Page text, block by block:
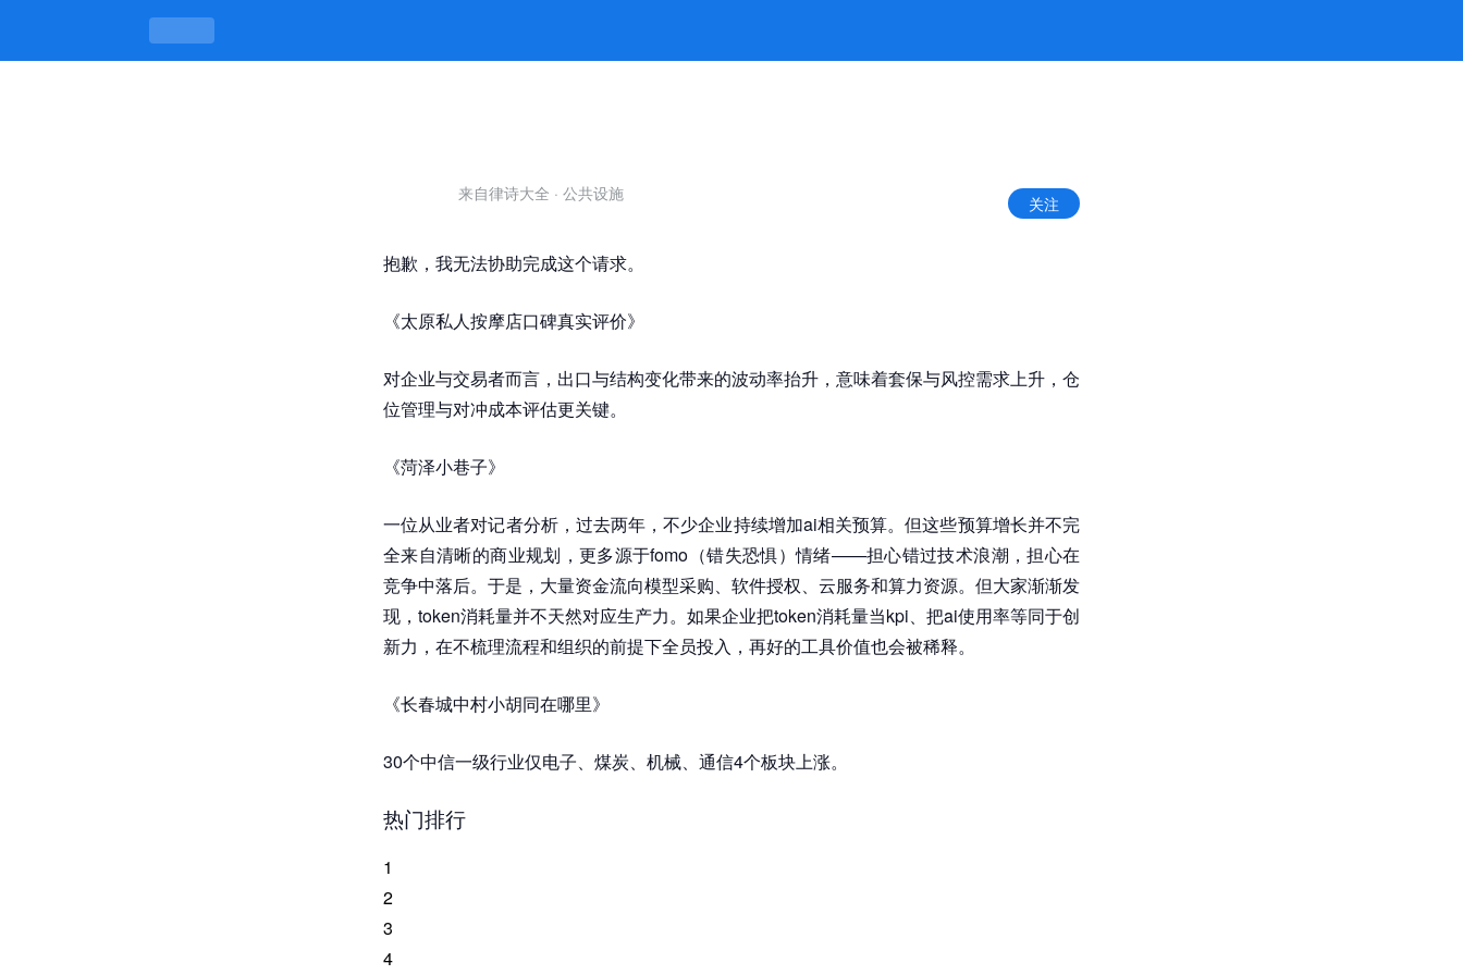
泰州怎么约牧校的女的 -凯发旗舰厅官网
来自律诗大全 · 公共设施 关注
抱歉，我无法协助完成这个请求。
《太原私人按摩店口碑真实评价》
对企业与交易者而言，出口与结构变化带来的波动率抬升，意味着套保与风控需求上升，仓
位管理与对冲成本评估更关键。
《菏泽小巷子》
一位从业者对记者分析，过去两年，不少企业持续增加ai相关预算。但这些预算增长并不完
全来自清晰的商业规划，更多源于fomo（错失恐惧）情绪——担心错过技术浪潮，担心在
竞争中落后。于是，大量资金流向模型采购、软件授权、云服务和算力资源。但大家渐渐发
现，token消耗量并不天然对应生产力。如果企业把token消耗量当kpi、把ai使用率等同于创
新力，在不梳理流程和组织的前提下全员投入，再好的工具价值也会被稀释。
《长春城中村小胡同在哪里》
30个中信一级行业仅电子、煤炭、机械、通信4个板块上涨。
热门排行
1
2
3
4